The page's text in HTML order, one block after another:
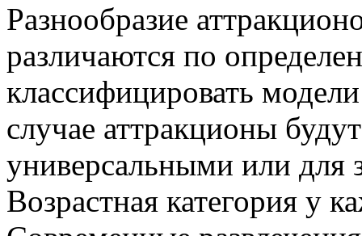
Разнообразие
различаются по
классифицировать
случае аттракционы
универсальными или
Возрастная категория у